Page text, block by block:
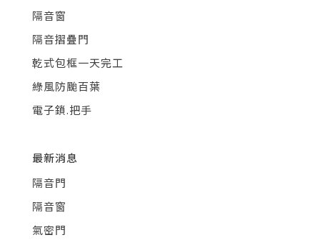
隔音窗
隔音摺疊門
乾式包框一天完工
綠風防颱百葉
電子鎖.把手
最新消息
隔音門
隔音窗
氣密門